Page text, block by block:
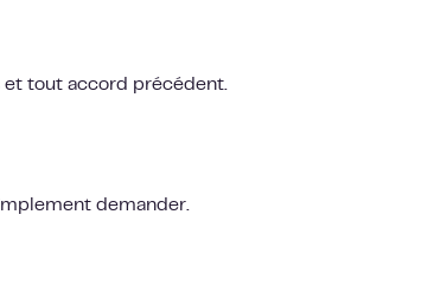
et tout accord précédent.
demander.